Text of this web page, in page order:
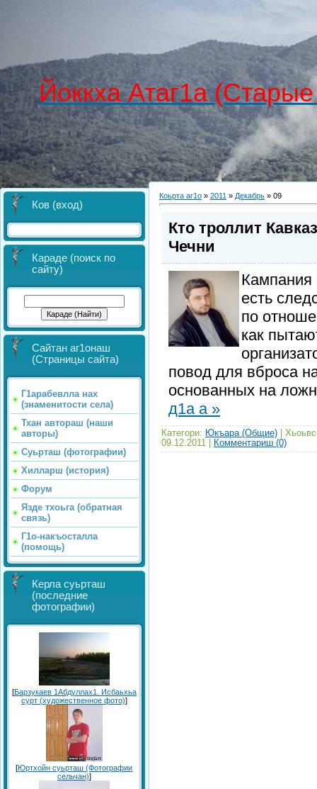
Йоккха Атаг1а
Ков (вход)
Караде (поиск по
сайту)
Сайтан аг1онаш
(Страницы сайта)
Г1арабевлла нах
(знаменитости села)
Тхан автораш (наши
авторы)
Суьрташ (фотографии)
Хилларш (история)
Форум
Язде тхоьга (обратная
связь)
Г1о-накъосталла
(помощь)
Керла суьрташ
(последние
фотографии)
[Барзукаев 1Абдуллах1. Исбаьхьа
сурт (художественное фото)]
[Юртхойн суьрташ (Фотографии
сельчан)]
Коьрта аг1о » 2011 » Декабрь » 09
Кто троллит
Чечни
Кампания
есть
по
как
повод для вброса
основанных на
д1а а »
Категори: Юкъара (Общие) |
09.12.2011
Комментариш (0)